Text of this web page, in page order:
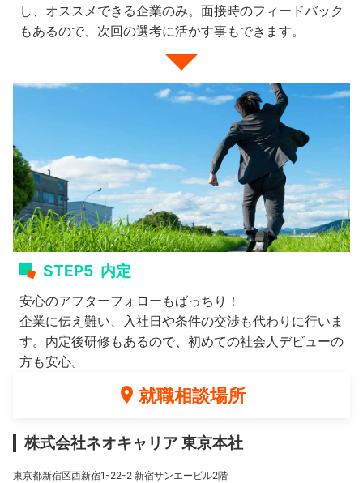
し、オススメできる企業のみ。面接時のフィードバック
もあるので、次回の選考に活かす事もできます。
STEP5 内定
安心のアフターフォローもばっちり！
企業に伝え難い、入社日や条件の交渉も代わりに行いま
す。内定後研修もあるので、初めての社会人デビューの
方も安心。
就職相談場所
株式会社ネオキャリア 東京本社
東京都新宿区西新宿1-22-2 新宿サンエービル2階